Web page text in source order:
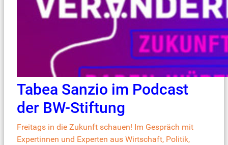
Tabea Sanzio im Podcast
der BW-Stiftung
Freitags in die Zukunft schauen! Im Gespräch mit
Expertinnen und Experten aus Wirtschaft, Politik,